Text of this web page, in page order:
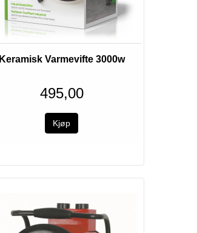
Keramisk Varmevifte 3000w
495,00